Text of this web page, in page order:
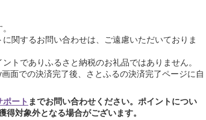
関するお問い合わせは、ご遠慮いただいておりま
トでありふるさと納税のお礼品ではありません。
面での決済完了後、さとふるの決済完了ページに自
ート までお問い合わせください。ポイントについ
対象外となる場合がございます。